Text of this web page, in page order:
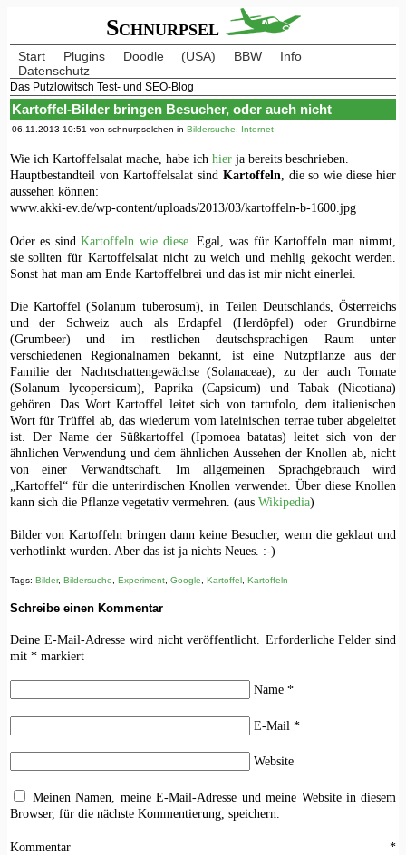
Schnurpsel
Start Plugins Doodle (USA) BBW
Info
Datenschutz
Das Putzlowitsch Test- und SEO-Blog
Kartoffel-Bilder bringen Besucher, oder auch nicht
06.11.2013 10:51 von schnurpselchen in Bildersuche Internet
Wie ich Kartoffelsalat mache, habe ich hierja bereits beschrieben.
Hauptbestandteil von Kartoffelsalat sind Kartoffeln, die so wie diese hier
aussehen können:
www.akki-ev.de/wp-content/uploads/2013/03/kartoffeln-b-1600.jpg
Oder es sindKartoffeln wie diese. Egal, was für Kartoffeln man nimmt,
sie sollten für Kartoffelsalat nicht zu weich und mehlig gekocht werden.
Sonst hat man am Ende Kartoffelbrei und das ist mir nicht einerlei.
Die Kartoffel (Solanum tuberosum), in Teilen Deutschlands, Österreichs
und der Schweiz auch als Erdapfel (Herdöpfel) oder Grundbirne
(Grumbeer) und im restlichen deutschsprachigen Raum unter
verschiedenen Regionalnamen bekannt, ist eine Nutzpflanze aus der
Familie der Nachtschattengewächse (Solanaceae), zu der auch Tomate
(Solanum lycopersicum), Paprika (Capsicum) und Tabak (Nicotiana)
gehören. Das Wort Kartoffel leitet sich von tartufolo, dem italienischen
Wort für Trüffel ab, das wiederum vom lateinischen terrae tuber abgeleitet
ist. Der Name der Süßkartoffel (Ipomoea batatas) leitet sich von der
ähnlichen Verwendung und dem ähnlichen Aussehen der Knollen ab, nicht
von einer Verwandtschaft. Im allgemeinen Sprachgebrauch wird
„Kartoffel“ für die unterirdischen Knollen verwendet. Über diese Knollen
kann sich die Pflanze vegetativ vermehren. (aus Wikipedia)
Bilder von Kartoffeln bringen dann keine Besucher, wenn die geklaut und
verhotlinkt wurden. Aber das ist ja nichts Neues. :-)
Tags: Bilder, Bildersuche, Experiment, Google, Kartoffel , Kartoffeln
Schreibe einen Kommentar
Deine E-Mail-Adresse wird nicht veröffentlicht.
Erforderliche Felder sind
mit *markiert
Name *
E-Mail *
Website
Meinen Namen, meine E-Mail-Adresse und meine Website in diesem
Browser, für die nächste Kommentierung, speichern.
Kommentar*